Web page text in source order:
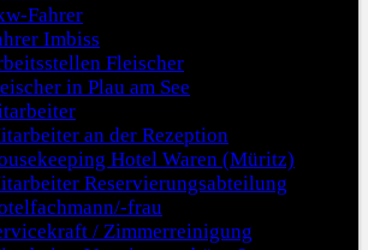
Fahrer
Imbiss
Fleischer
in Plau am See
an der Rezeption
Hotel Waren (Müritz)
Reservierungsabteilung
frau
/ Zimmerreinigung